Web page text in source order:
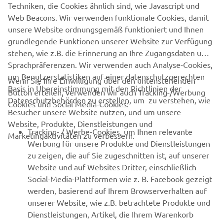
1
Artikel pro Seite 6
UNTERNEHMEN
B2B
MEHR VON YAMAHA
SUPPORT
NEWSLETTER
Techniken, die Cookies ähnlich sind, wie Javascript und
Web Beacons. Wir verwenden funktionale Cookies, damit
unsere Website ordnungsgemäß funktioniert und Ihnen
grundlegende Funktionen unserer Website zur Verfügung
stehen, wie z.B. die Erinnerung an Ihre Zugangsdaten und
Sprachpräferenzen. Wir verwenden auch Analyse-Cookies,
um Benutzerstatistiken auf einer datenschutzgerechten
Basis in Übereinstimmung mit den Richtlinien der
Datenschutzbehörden zu erstellen, um zu verstehen, wie
Besucher unsere Website nutzen, und um unsere
Website, Produkte, Dienstleistungen und
Marketingaktivitäten zu verbessern.
Wenn Sie Ihre Einwilligung über den untenstehenden
Button erteilen, verwenden wir auch Tracking-/Werbung
Cookies und Social Media-Cookies:
Tracking- / Werbe-Cookies, um Ihnen relevante
Werbung für unsere Produkte und Dienstleistungen
zu zeigen, die auf Sie zugeschnitten ist, auf unserer
Website und auf Websites Dritter, einschließlich
Social-Media-Plattformen wie z. B. Facebook gezeigt
werden, basierend auf Ihrem Browserverhalten auf
unserer Website, wie z.B. betrachtete Produkte und
Dienstleistungen, Artikel, die Ihrem Warenkorb